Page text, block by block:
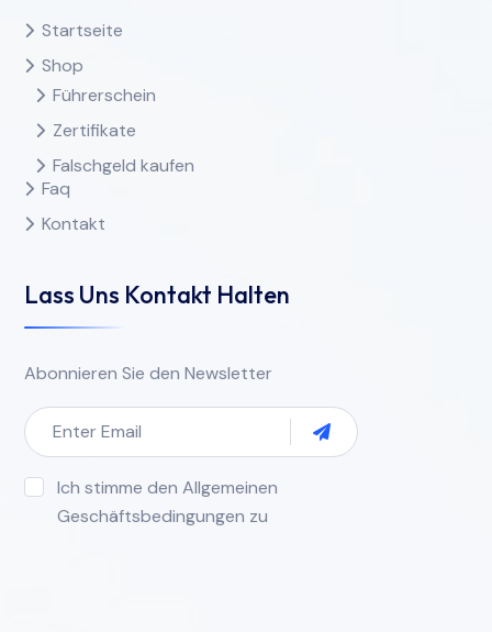
Startseite
Shop
Führerschein
Zertifikate
Falschgeld kaufen
Faq
Kontakt
Lass Uns Kontakt Halten
Abonnieren Sie den Newsletter
Ich stimme den Allgemeinen
Geschäftsbedingungen zu